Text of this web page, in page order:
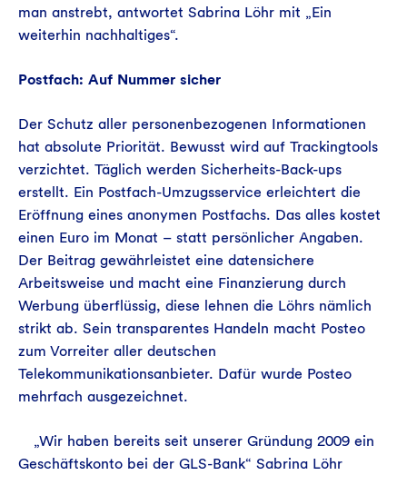
man anstrebt, antwortet Sabrina Löhr mit „Ein
weiterhin nachhaltiges“.
Postfach: Auf Nummer sicher
Der Schutz aller personenbezogenen Informationen
hat absolute Priorität. Bewusst wird auf Trackingtools
verzichtet. Täglich werden Sicherheits-Back-ups
erstellt. Ein Postfach-Umzugsservice erleichtert die
Eröffnung eines anonymen Postfachs. Das alles kostet
einen Euro im Monat – statt persönlicher Angaben.
Der Beitrag gewährleistet eine datensichere
Arbeitsweise und macht eine Finanzierung durch
Werbung überflüssig, diese lehnen die Löhrs nämlich
strikt ab. Sein transparentes Handeln macht Posteo
zum Vorreiter aller deutschen
Telekommunikationsanbieter. Dafür wurde Posteo
mehrfach ausgezeichnet.
„Wir haben bereits seit unserer Gründung 2009 ein
Geschäftskonto bei der GLS-Bank“ Sabrina Löhr